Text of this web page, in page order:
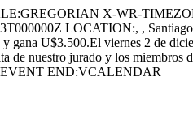
X-WR-
LOCATION:, ,
gana U$3.500.El viernes 2 de
de nuestro jurado y los
END:VCALENDAR